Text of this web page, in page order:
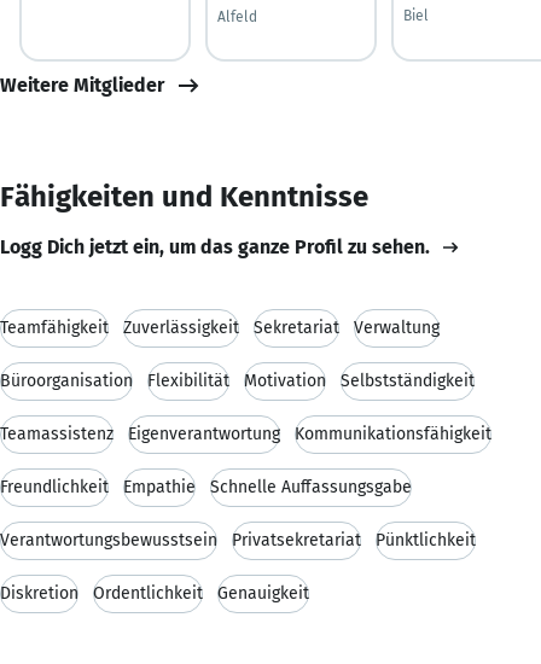
Alfeld
Biel
Weitere Mitglieder
Fähigkeiten und Kenntnisse
Logg Dich jetzt ein, um das ganze Profil zu sehen.
Teamfähigkeit Zuverlässigkeit Sekretariat Verwaltung
Büroorganisation Flexibilität Motivation Selbstständigkeit
Teamassistenz Eigenverantwortung Kommunikationsfähigkeit
Freundlichkeit Empathie Schnelle Auffassungsgabe
Verantwortungsbewusstsein Privatsekretariat Pünktlichkeit
Diskretion Ordentlichkeit Genauigkeit